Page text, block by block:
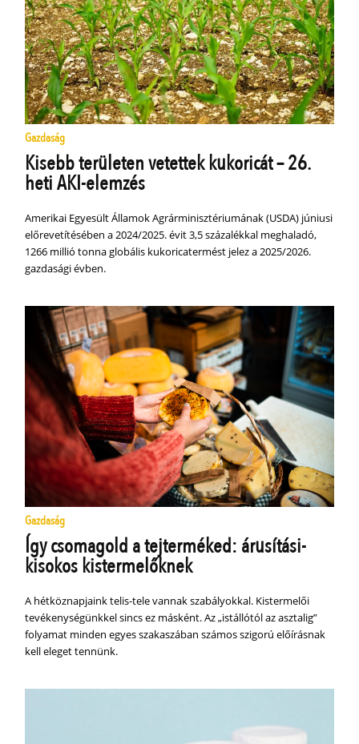
Gazdaság
Kisebb területen vetettek kukoricát – 26.
heti AKI-elemzés
Amerikai Egyesült Államok Agrárminisztériumának (USDA) júniusi
előrevetítésében a 2024/2025. évit 3,5 százalékkal meghaladó,
1266 millió tonna globális kukoricatermést jelez a 2025/2026.
gazdasági évben.
Gazdaság
Így csomagold a tejterméked: árusítási-
kisokos kistermelőknek
A hétköznapjaink telis-tele vannak szabályokkal. Kistermelői
tevékenységünkkel sincs ez másként. Az „istállótól az asztalig”
folyamat minden egyes szakaszában számos szigorú előírásnak
kell eleget tennünk.